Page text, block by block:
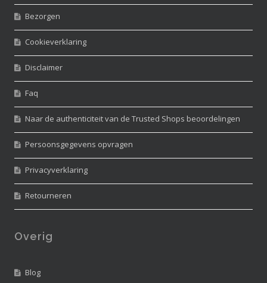
Bezorgen
Cookieverklaring
Disclaimer
Faq
Naar de authenticiteit van de Trusted Shops beoordelingen
Persoonsgegevens opvragen
Privacyverklaring
Retourneren
Overig
Blog